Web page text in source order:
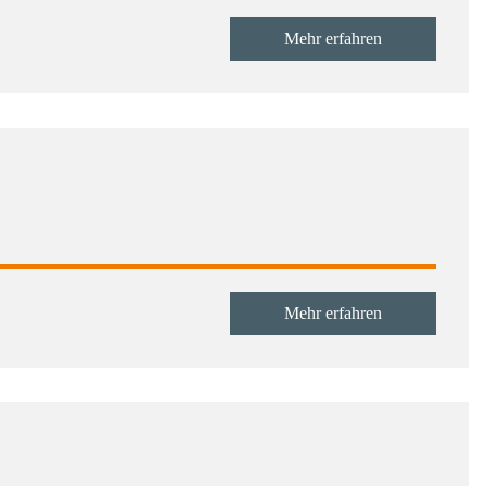
Mehr erfahren
Mehr erfahren